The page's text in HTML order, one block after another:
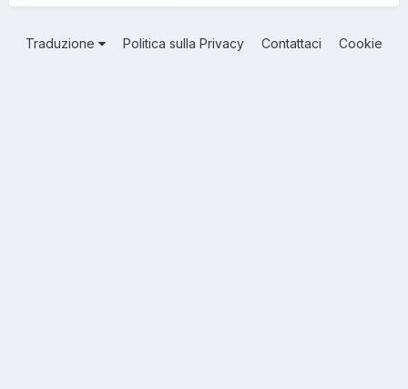
Traduzione Politica sulla Privacy Contattaci Cookie